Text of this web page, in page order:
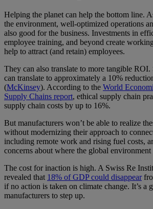
Helping the planet can help the bottom line.
the environment, well-optimized operations
also good for the business. Investments in
employee training, and beyond create
help to attract (and retain) employees.
They can also translate to more tangible ROI.
can translate to approximately a 10%
(McKinsey). According to the World
Supply Chains report, ethical supply chain
supply chain costs by up to 16%.
But manufacturers won’t be able to realize
without modernizing their approach to
including remote work and rising fuel costs,
concerns about where the global environment
The cost for inaction is high. A Swiss Re
revealed that 18% of GDP could disappear
if no action is taken on climate change. It’s a
manufacturers to step up.